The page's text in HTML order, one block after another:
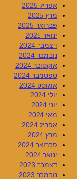
אפריל 2025
מרץ 2025
פברואר 2025
ינואר 2025
דצמבר 2024
נובמבר 2024
אוקטובר 2024
ספטמבר 2024
אוגוסט 2024
יולי 2024
יוני 2024
מאי 2024
אפריל 2024
מרץ 2024
פברואר 2024
ינואר 2024
דצמבר 2023
נובמבר 2023